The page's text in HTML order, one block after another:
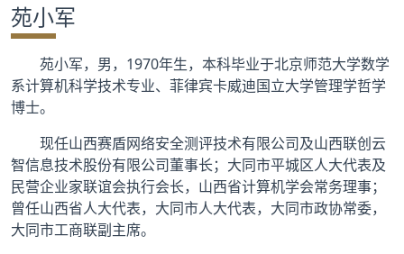
学生发展
校友服务
苑小军
苑小军，男，1970年生，本科毕业于北京师范大学数学
系计算机科学技术专业、菲律宾卡威迪国立大学管理学哲学
博士。
现任山西赛盾网络安全测评技术有限公司及山西联创云
智信息技术股份有限公司董事长；大同市平城区人大代表及
民营企业家联谊会执行会长，山西省计算机学会常务理事；
曾任山西省人大代表，大同市人大代表，大同市政协常委，
大同市工商联副主席。